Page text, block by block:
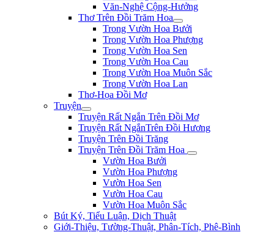
Văn-Nghệ Cộng-Hưởng
Thơ Trên Đồi Trăm Hoa
Trong Vườn Hoa Bưởi
Trong Vườn Hoa Phượng
Trong Vườn Hoa Sen
Trong Vườn Hoa Cau
Trong Vườn Hoa Muôn Sắc
Trong Vườn Hoa Lan
Thơ-Họa Đồi Mơ
Truyện
Truyện Rất Ngắn Trên Đồi Mơ
Truyện Rất NgắnTrên Đồi Hương
Truyện Trên Đồi Trăng
Truyện Trên Đồi Trăm Hoa
Vườn Hoa Bưởi
Vườn Hoa Phượng
Vườn Hoa Sen
Vườn Hoa Cau
Vườn Hoa Muôn Sắc
Bút Ký, Tiểu Luận, Dịch Thuật
Giới-Thiệu, Tường-Thuật, Phân-Tích, Phê-Bình